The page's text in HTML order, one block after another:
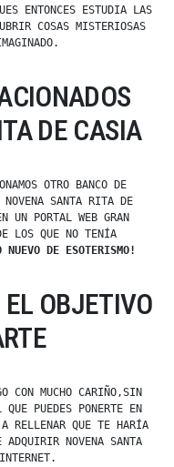
ENTONCES ESTUDIA LAS
COSAS MISTERIOSAS
DE CASIA
OTRO BANCO DE
NOVENA SANTA RITA DE
UN PORTAL WEB GRAN
LOS QUE NO TENÍA
NUEVO DE ESOTERISMO!
OBJETIVO
CON MUCHO CARIÑO,SIN
QUE PUEDES PONERTE EN
A RELLENAR QUE TE HARÍA
NOVENA SANTA